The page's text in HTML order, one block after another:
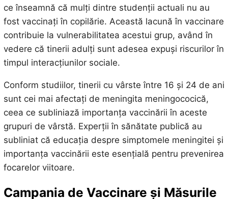
ce înseamnă că mulți dintre studenții actuali nu au
fost vaccinați în copilărie. Această lacună în vaccinare
contribuie la vulnerabilitatea acestui grup, având în
vedere că tinerii adulți sunt adesea expuși riscurilor în
timpul interacțiunilor sociale.
Conform studiilor, tinerii cu vârste între 16 și 24 de ani
sunt cei mai afectați de meningita meningococică,
ceea ce subliniază importanța vaccinării în aceste
grupuri de vârstă. Experții în sănătate publică au
subliniat că educația despre simptomele meningitei și
importanța vaccinării este esențială pentru prevenirea
focarelor viitoare.
Campania de Vaccinare și Măsurile